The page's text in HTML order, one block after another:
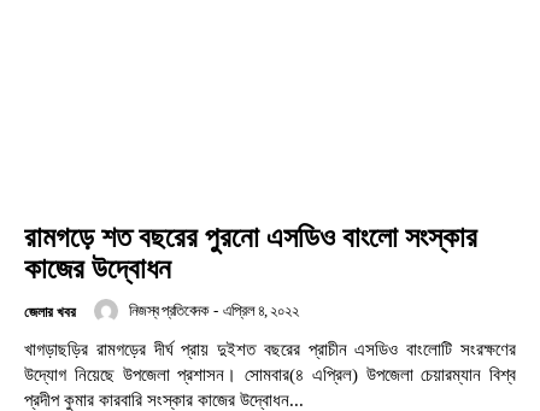
রামগড়ে শত বছরের পুরনো এসডিও বাংলো সংস্কার
কাজের উদ্বোধন
জেলার খবর নিজস্ব প্রতিবেদক - এপ্রিল ৪, ২০২২
খাগড়াছড়ির রামগড়ের দীর্ঘ প্রায় দুইশত বছরের প্রাচীন এসডিও বাংলোটি সংরক্ষণের
উদ্যোগ নিয়েছে উপজেলা প্রশাসন। সোমবার(৪ এপ্রিল) উপজেলা চেয়ারম্যান বিশ্ব
প্রদীপ কুমার কারবারি সংস্কার কাজের উদ্বোধন...